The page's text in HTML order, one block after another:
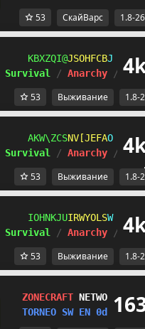
53 СкайВарс 1.8-
CDRO[BUNGEBBOLB ＭＩ
Survival
/ Anarchy /
53 Выживание 1.8-
ZWI]OREUTXLRMWR ＭＩ
Survival
/ Anarchy /
53 Выживание 1.8-
VHACU_WKWXPH@OE ＭＩ
Survival
/ Anarchy /
53 Выживание 1.8-
ZONECRAFT NETWORK
TORNEO SW EN 0d 1h